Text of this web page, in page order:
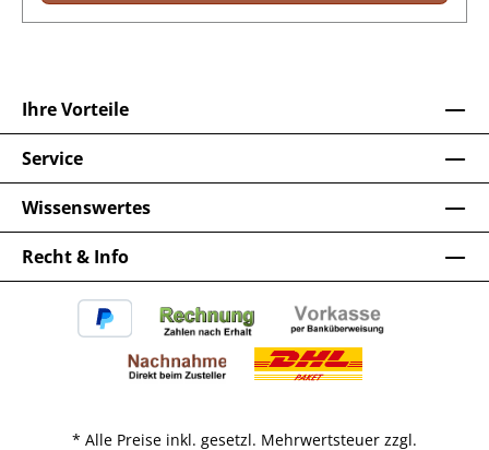
Recht & Info
Ihre Vorteile
Service
Wissenswertes
* Alle Preise inkl. gesetzl. Mehrwertsteuer zzgl.